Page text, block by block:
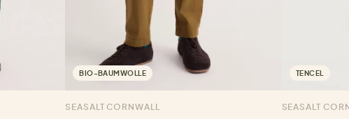
BIO-BAUMWOLLE
SEASALT CORNWALL
TENCEL
SEASALT